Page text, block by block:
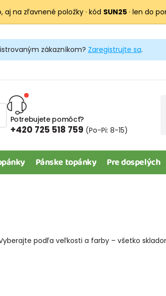
aj na zľavnené položky · kód SUN25 · len do
zákazníkom? Zaregistrujte sa.
Potrebujete pomôcť?
+420 725 518 759 (Po-Pi: 8-15)
Pánske topánky Pre dospelých
podľa veľkosti a farby – všetko